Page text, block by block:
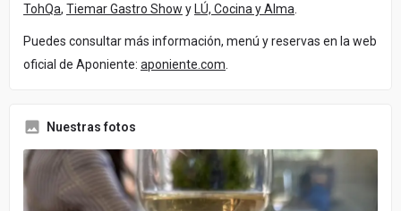
TohQa, Tiemar Gastro Show y LÚ, Cocina y Alma
Puedes consultar más información, menú y reservas en la web
oficial de Aponiente: aponiente.com
Nuestras fotos